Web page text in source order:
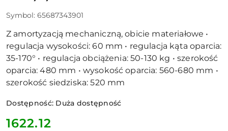
Symbol: 65687343901
Z amortyzacją mechaniczną, obicie materiałowe •
regulacja wysokości: 60 mm • regulacja kąta oparcia:
35-170° • regulacja obciążenia: 50-130 kg • szerokość
oparcia: 480 mm • wysokość oparcia: 560-680 mm •
szerokość siedziska: 520 mm
Dostępność: Duża dostępność
cena:
1622.12